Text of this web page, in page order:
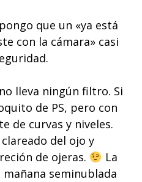
que un «ya está
con la cámara» casi
lleva ningún filtro. Si
de PS, pero con
de curvas y niveles.
clareado del ojo y
de ojeras.
La
mañana seminublada